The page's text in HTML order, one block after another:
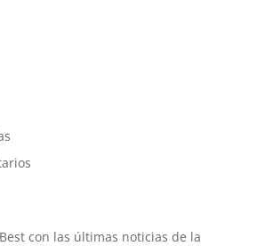
con las últimas noticias de la